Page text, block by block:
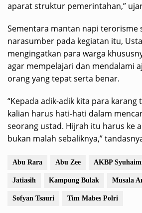
aparat struktur pemerintahan,”
Sementara mantan napi terorisme
narasumber pada kegiatan itu,
mengingatkan para warga
agar mempelajari dan mendalami
orang yang tepat serta benar.
“Kepada adik-adik kita para
kalian harus hati-hati dalam
seorang ustad. Hijrah itu harus ke
bukan malah sebaliknya,”
Abu Rara Abu Zee AKBP
Jatiasih Kampung Bulak Musala
Sofyan Tsauri Tim Mabes Polri